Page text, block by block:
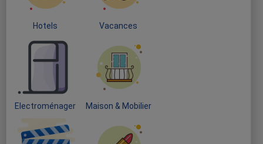
Hotels Vacances
Electroménager Maison & Mobilier